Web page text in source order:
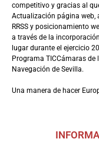
competitivo y gracias al
Actualización página web,
RRSS y posicionamiento
a través de la
lugar durante el ejercicio
Programa TICCámaras de
Navegación de Sevilla.
Una manera de hacer